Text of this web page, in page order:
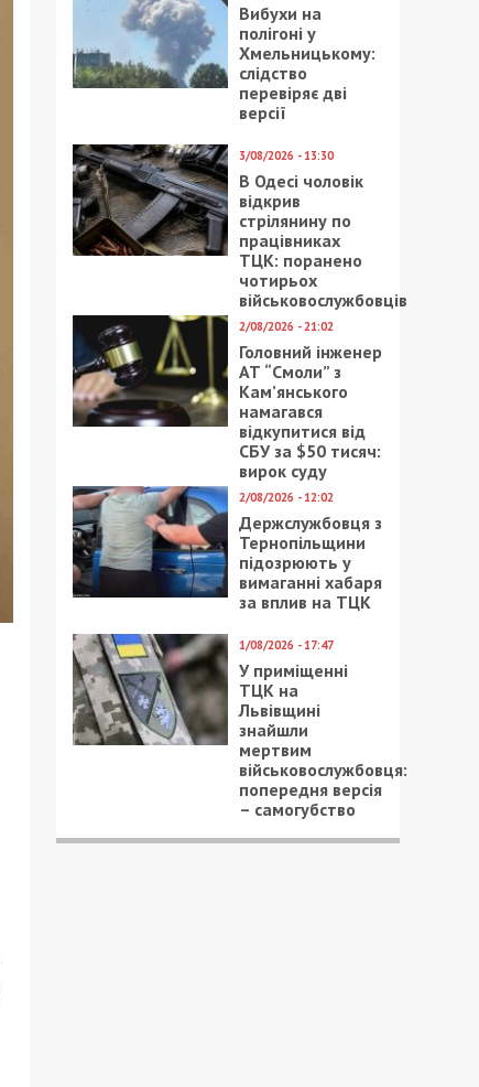
Вибухи на
полігоні у
Хмельницькому:
слідство
перевіряє дві
версії
3/08/2026 - 13:30
В Одесі чоловік
відкрив
стрілянину по
працівниках
ТЦК: поранено
чотирьох
військовослужбовців
2/08/2026 - 21:02
Головний інженер
АТ “Смоли” з
Кам’янського
намагався
відкупитися від
СБУ за $50 тисяч:
вирок суду
2/08/2026 - 12:02
Держслужбовця з
Тернопільщини
підозрюють у
вимаганні хабаря
за вплив на ТЦК
1/08/2026 - 17:47
У приміщенні
ТЦК на
Львівщині
знайшли
мертвим
військовослужбовця:
попередня версія
– самогубство